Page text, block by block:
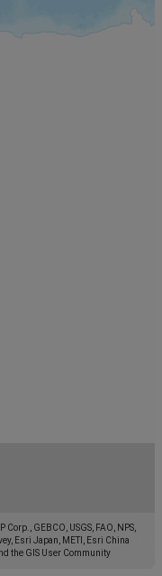
GEBCO, USGS, FAO, NPS,
Esri Japan, METI, Esri China
the GIS User Community